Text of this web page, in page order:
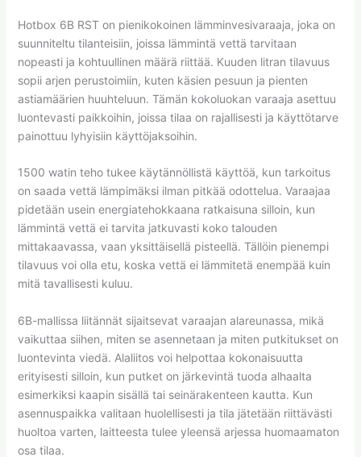
Hotbox 6B RST on pienikokoinen lämminvesivaraaja, joka on
suunniteltu tilanteisiin, joissa lämmintä vettä tarvitaan
nopeasti ja kohtuullinen määrä riittää. Kuuden litran tilavuus
sopii arjen perustoimiin, kuten käsien pesuun ja pienten
astiamäärien huuhteluun. Tämän kokoluokan varaaja asettuu
luontevasti paikkoihin, joissa tilaa on rajallisesti ja käyttötarve
painottuu lyhyisiin käyttöjaksoihin.
1500 watin teho tukee käytännöllistä käyttöä, kun tarkoitus
on saada vettä lämpimäksi ilman pitkää odottelua. Varaajaa
pidetään usein energiatehokkaana ratkaisuna silloin, kun
lämmintä vettä ei tarvita jatkuvasti koko talouden
mittakaavassa, vaan yksittäisellä pisteellä. Tällöin pienempi
tilavuus voi olla etu, koska vettä ei lämmitetä enempää kuin
mitä tavallisesti kuluu.
6B-mallissa liitännät sijaitsevat varaajan alareunassa, mikä
vaikuttaa siihen, miten se asennetaan ja miten putkitukset on
luontevinta viedä. Alaliitos voi helpottaa kokonaisuutta
erityisesti silloin, kun putket on järkevintä tuoda alhaalta
esimerkiksi kaapin sisällä tai seinärakenteen kautta. Kun
asennuspaikka valitaan huolellisesti ja tila jätetään riittävästi
huoltoa varten, laitteesta tulee yleensä arjessa huomaamaton
osa tilaa.